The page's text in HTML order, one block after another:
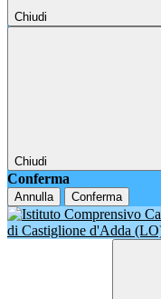
Chiudi
Chiudi
Conferma
Annulla Conferma
di Castiglione d'Adda